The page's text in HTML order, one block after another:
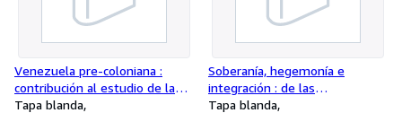
Venezuela pre-coloniana :
contribución al estudio de las
analogías míticas, idiomáticas y
Tapa blanda
Soberanía, hegemonía e
integración : de las
democracias en revolución en
Tapa blanda